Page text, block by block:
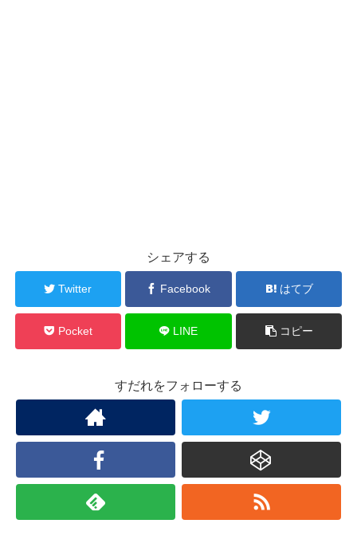
シェアする
Twitter Facebook はてブ
Pocket LINE コピー
すだれをフォローする